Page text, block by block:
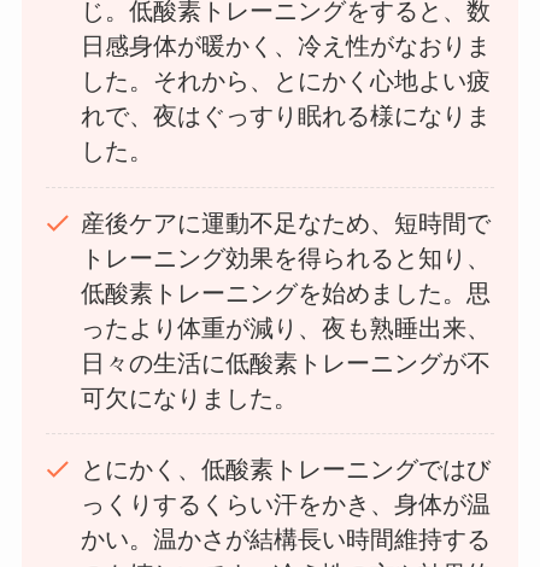
じ。低酸素トレーニングをすると、数
日感身体が暖かく、冷え性がなおりま
した。それから、とにかく心地よい疲
れで、夜はぐっすり眠れる様になりま
した。
産後ケアに運動不足なため、短時間で
トレーニング効果を得られると知り、
低酸素トレーニングを始めました。思
ったより体重が減り、夜も熟睡出来、
日々の生活に低酸素トレーニングが不
可欠になりました。
とにかく、低酸素トレーニングではび
っくりするくらい汗をかき、身体が温
かい。温かさが結構長い時間維持する